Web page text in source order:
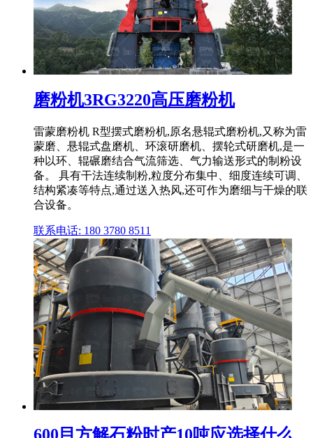
磨粉机3RG3220高压磨粉机
雷蒙磨粉机 R型摆式磨粉机,原名悬辊式磨粉机,又称为雷
蒙磨、悬辊式盘磨机、环滚研磨机、摆轮式研磨机,是一
种以环、辊碾磨结合气流筛选、气力输送形式的制粉设
备。 具有干法连续制粉,粒度分布集中、细度连续可调、
结构紧凑等特点,通过送入热风,还可作为磨细与干燥的联
合设备。
联系电话: 180 3780 8511